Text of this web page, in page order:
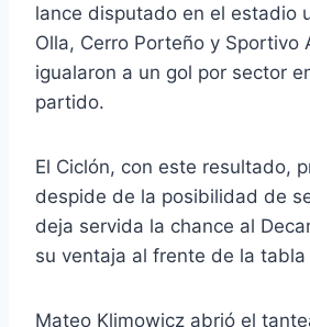
lance disputado en el estadio
Olla, Cerro Porteño y Sportivo
igualaron a un gol por sector
partido.
El Ciclón, con este resultado,
despide de la posibilidad de
deja servida la chance al
su ventaja al frente de la
Mateo Klimowicz abrió el